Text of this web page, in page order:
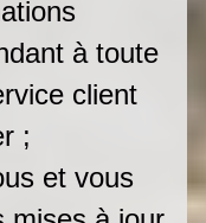
à toute
client
;
et vous